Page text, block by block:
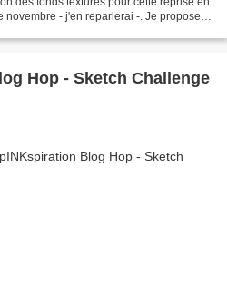
novembre - j'en reparlerai -. Je propose
Hop - Sketch Challenge